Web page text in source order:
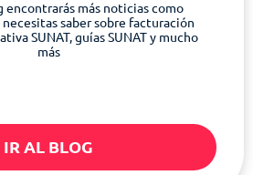
encontrarás más noticias como
saber sobre facturación
SUNAT, guías SUNAT y mucho
más
IR AL BLOG